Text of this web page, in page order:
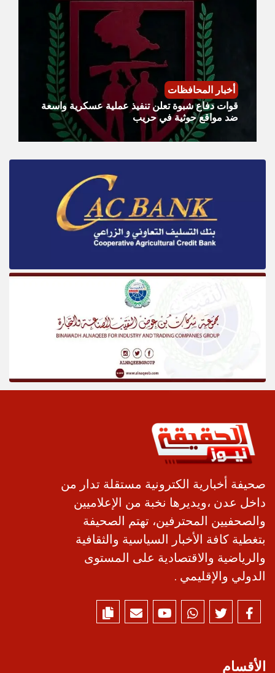
أخبار المحافظات
قوات دفاع شبوة تعلن تنفيذ عملية عسكرية واسعة
ضد مواقع حوثية في حريب
صحيفة أخبارية الكترونية مستقلة تدار من
داخل عدن ،ويديرها نخبة من الإعلاميين
والصحفيين المحترفين، تهتم الصحيفة
بتغطية كافة الأخبار السياسية والثقافية
والرياضية والاقتصادية على المستوى
الدولي والإقليمي .
الأقسام